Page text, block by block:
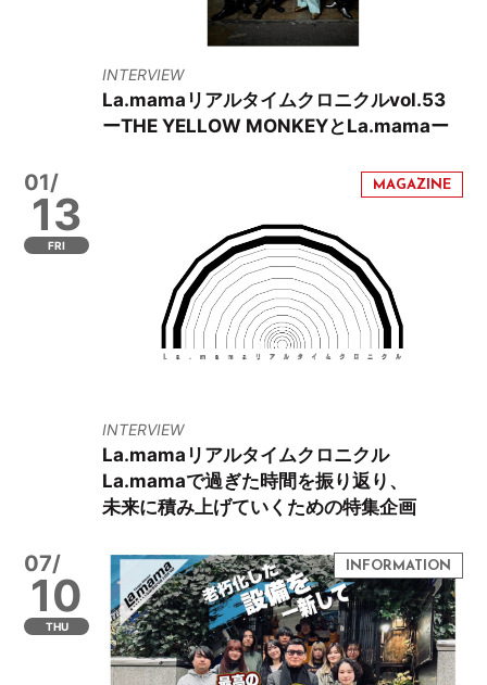
INTERVIEW
La.mamaリアルタイムクロニクルvol.53
ーTHE YELLOW MONKEYとLa.mamaー
01/
13
FRI
INTERVIEW
La.mamaリアルタイムクロニクル
La.mamaで過ぎた時間を振り返り、
未来に積み上げていくための特集企画
07/
10
THU